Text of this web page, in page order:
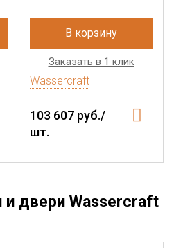
В корзину
Заказать в 1 клик
Wassercraft
103 607 руб./
шт.
двери Wassercraft